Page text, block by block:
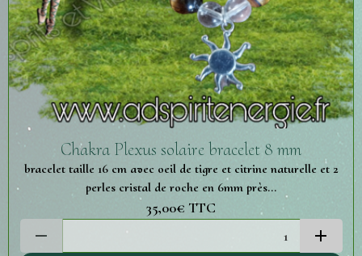
Chakra Plexus solaire bracelet 8 mm
bracelet taille 16 cm avec oeil de tigre et citrine naturelle et 2
perles cristal de roche en 6mm près...
35,00€ TTC